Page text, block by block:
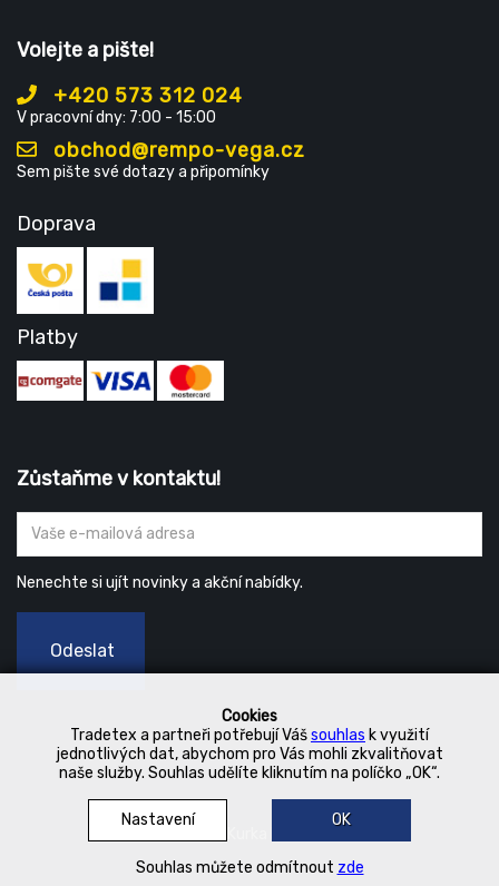
Cookies
Tradetex a partneři potřebují Vášsouhlas k využití
jednotlivých dat, abychom pro Vás mohli zkvalitňovat
naše služby. Souhlas udělíte kliknutím na políčko „OK“.
Nastavení OK
Souhlas můžete odmítnout zde
Volejte a pište!
+420 573 312 024
V pracovní dny: 7:00 - 15:00
obchod@rempo-vega.cz
Sem pište své dotazy a připomínky
Doprava
Platby
Zůstaňme v kontaktu!
Nenechte si ujít novinky a akční nabídky.
Odeslat